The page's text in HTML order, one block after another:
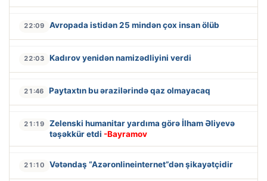
22:09 Avropada istidən 25 mindən çox insan ölüb
22:03 Kadırov yenidən namizədliyini verdi
21:46 Paytaxtın bu ərazilərində qaz olmayacaq
21:19
Zelenski humanitar yardıma görə İlham Əliyevə
təşəkkür etdi -Bayramov
21:10 Vətəndaş “Azəronlineinternet”dən şikayətçidir